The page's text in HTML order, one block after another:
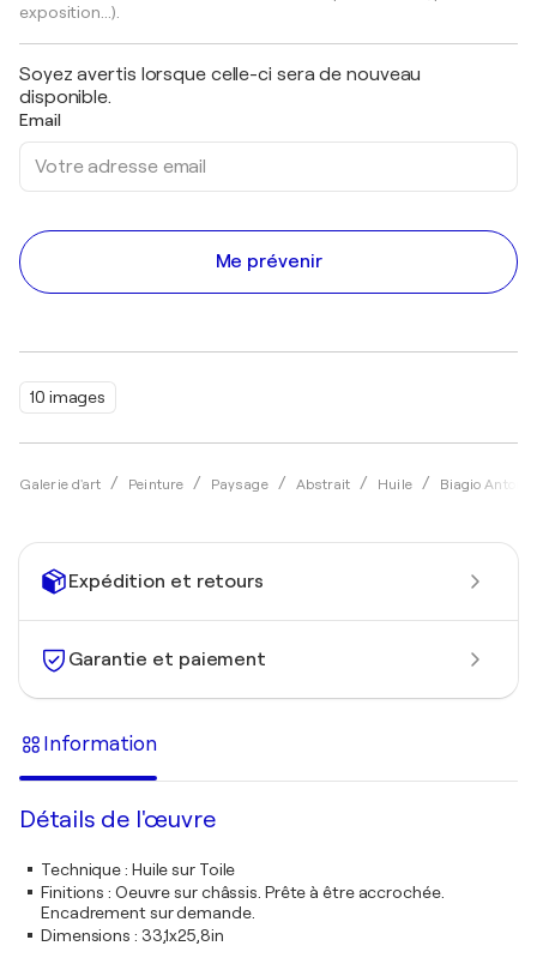
10 images
Galerie d'art Peinture Paysage Abstrait Huile Biagio
exposition...).
Soyez avertis lorsque celle-ci sera de nouveau
disponible.
Email
Me prévenir
Expédition et retours
Garantie et paiement
Information
Détails de l'œuvre
Technique: Huile sur Toile
Finitions : Oeuvre sur châssis. Prête à être accrochée.
Encadrement sur demande.
Dimensions : 33,1x25,8in